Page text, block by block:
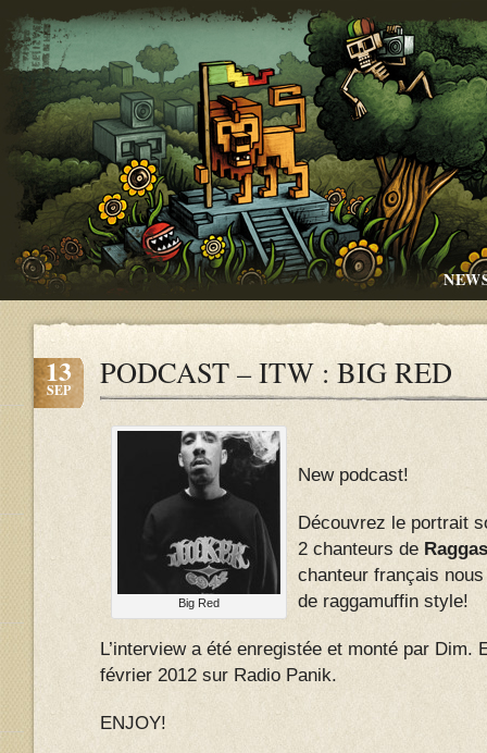
13
SEP PODCAST – ITW : BIG RED
Big Red
New podcast!
Découvrez le portrait
2 chanteurs de
chanteur français
de raggamuffin style!
L’interview a été enregistée et monté par Dim.
février 2012 sur Radio Panik.
ENJOY!